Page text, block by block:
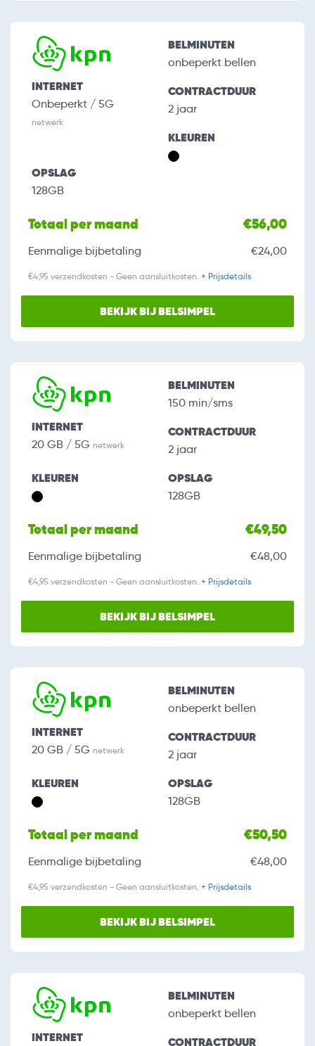
INTERNET
Onbeperkt / 5G
netwerk
BELMINUTEN
onbeperkt bellen
CONTRACTDUUR
2 jaar
KLEUREN
OPSLAG
128GB
Totaal per maand €56,00
Eenmalige bijbetaling €24,00
€4,95 verzendkosten - Geen aansluitkosten. + Prijsdetails
BEKIJK BIJ BELSIMPEL
INTERNET
20 GB / 5G netwerk
BELMINUTEN
150 min/sms
CONTRACTDUUR
2 jaar
KLEUREN OPSLAG
128GB
Totaal per maand €49,50
Eenmalige bijbetaling €48,00
€4,95 verzendkosten - Geen aansluitkosten. + Prijsdetails
BEKIJK BIJ BELSIMPEL
INTERNET
20 GB / 5G netwerk
BELMINUTEN
onbeperkt bellen
CONTRACTDUUR
2 jaar
KLEUREN OPSLAG
128GB
Totaal per maand €50,50
Eenmalige bijbetaling €48,00
€4,95 verzendkosten - Geen aansluitkosten. + Prijsdetails
BEKIJK BIJ BELSIMPEL
INTERNET
BELMINUTEN
onbeperkt bellen
CONTRACTDUUR